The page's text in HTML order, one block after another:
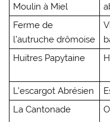
Moulin à Miel
Ferme de
l’autruche drômoise
Huitres Papytaine
L’escargot Abrésien
La Cantonade